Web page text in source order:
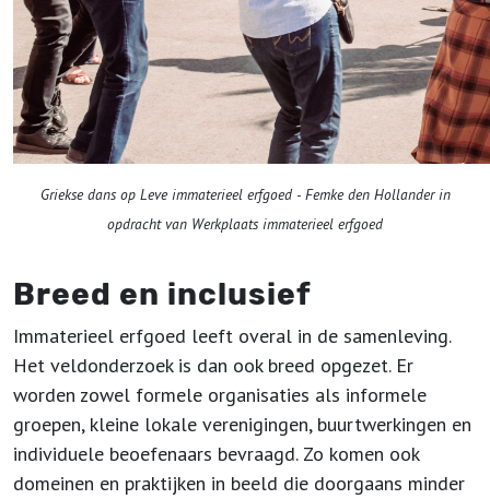
Griekse dans op Leve immaterieel erfgoed - Femke den Hollander in
opdracht van Werkplaats immaterieel erfgoed
Breed en inclusief
Immaterieel erfgoed leeft overal in de samenleving.
Het veldonderzoek is dan ook breed opgezet. Er
worden zowel formele organisaties als informele
groepen, kleine lokale verenigingen, buurtwerkingen en
individuele beoefenaars bevraagd. Zo komen ook
domeinen en praktijken in beeld die doorgaans minder